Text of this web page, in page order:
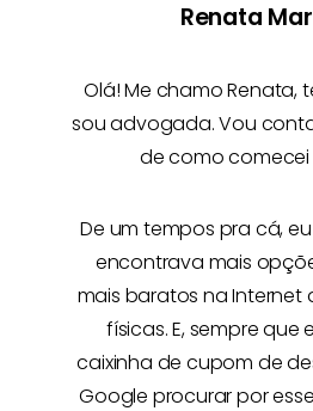
Renata
Olá! Me chamoRenata,
sou advogada. Vou
de como comecei
De um tempos pra cá,
encontrava mais
mais baratos na Internet
físicas. E, sempre que
caixinha de cupom de
Google procurar por